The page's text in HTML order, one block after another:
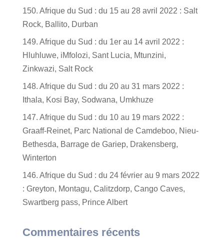
150. Afrique du Sud : du 15 au 28 avril 2022 : Salt
Rock, Ballito, Durban
149. Afrique du Sud : du 1er au 14 avril 2022 :
Hluhluwe, iMfolozi, Sant Lucia, Mtunzini,
Zinkwazi, Salt Rock
148. Afrique du Sud : du 20 au 31 mars 2022 :
Ithala, Kosi Bay, Sodwana, Umkhuze
147. Afrique du Sud : du 10 au 19 mars 2022 :
Graaff-Reinet, Parc National de Camdeboo, Nieu-
Bethesda, Barrage de Gariep, Drakensberg,
Winterton
146. Afrique du Sud : du 24 février au 9 mars 2022
: Greyton, Montagu, Calitzdorp, Cango Caves,
Swartberg pass, Prince Albert
Commentaires récents